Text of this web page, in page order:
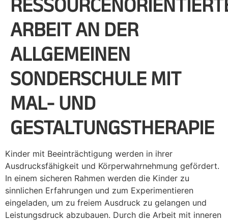
ARBEIT AN DER
ALLGEMEINEN
SONDERSCHULE MIT
MAL- UND
GESTALTUNGSTHERAPIE
Kinder mit Beeinträchtigung werden in ihrer
Ausdrucksfähigkeit und Körperwahrnehmung gefördert.
In einem sicheren Rahmen werden die Kinder zu
sinnlichen Erfahrungen und zum Experimentieren
eingeladen, um zu freiem Ausdruck zu gelangen und
Leistungsdruck abzubauen. Durch die Arbeit mit inneren